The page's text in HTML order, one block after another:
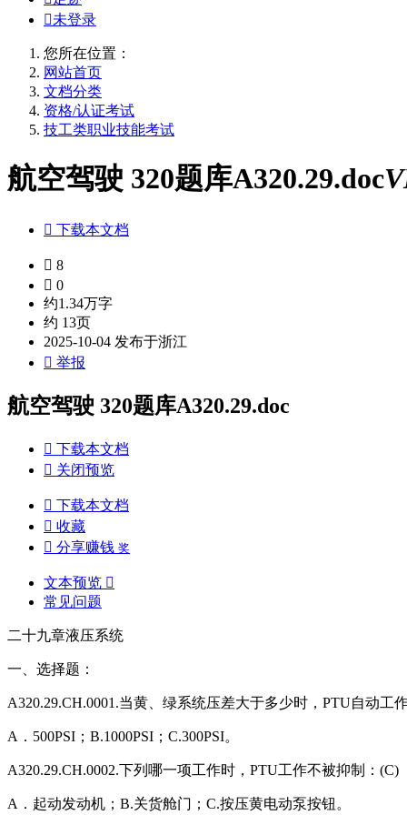
未登录
您所在位置：
网站首页
文档分类
资格/认证考试
技工类职业技能考试
航空驾驶 320题库A320.29.doc
 下载本文档
 8
 0
约1.34万字
约 13页
2025-10-04 发布于浙江
 举报
航空驾驶 320题库A320.29.doc
 下载本文档
 关闭预览
 下载本文档
 收藏
 分享赚钱 奖
文本预览 
常见问题
二十九章液压系统
一、选择题：
A320.29.CH.0001.当黄、绿系统压差大于多少时，PTU自动工
A．500PSI；B.1000PSI；C.300PSI。
A320.29.CH.0002.下列哪一项工作时，PTU工作不被抑制：(C)
A．起动发动机；B.关货舱门；C.按压黄电动泵按钮。